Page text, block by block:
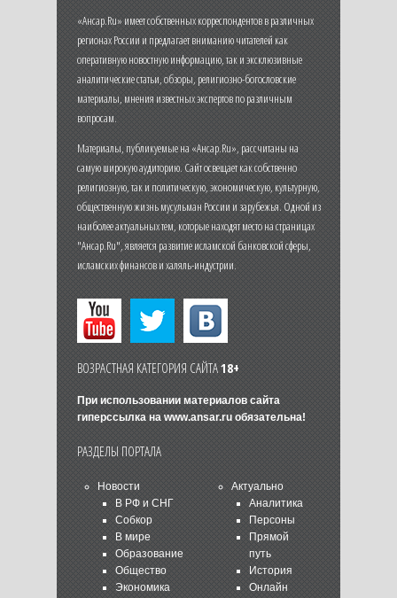
«Ансар.Ru» имеет собственных корреспондентов в различных
регионах России и предлагает вниманию читателей как
оперативную новостную информацию, так и эксклюзивные
аналитические статьи, обзоры, религиозно-богословские
материалы, мнения известных экспертов по различным
вопросам.
Материалы, публикуемые на «Ансар.Ru», рассчитаны на
самую широкую аудиторию. Сайт освещает как собственно
религиозную, так и политическую, экономическую, культурную,
общественную жизнь мусульман России и зарубежья. Одной из
наиболее актуальных тем, которые находят место на страницах
"Ансар.Ru", является развитие исламской банковской сферы,
исламских финансов и халяль-индустрии.
ВОЗРАСТНАЯ КАТЕГОРИЯ САЙТА18+
При использовании материалов сайта
гиперссылка на www.ansar.ruобязательна!
РАЗДЕЛЫ ПОРТАЛА
Новости
В РФ и СНГ
Собкор
В мире
Образование
Общество
Экономика
Актуально
Аналитика
Персоны
Прямой
путь
История
Онлайн